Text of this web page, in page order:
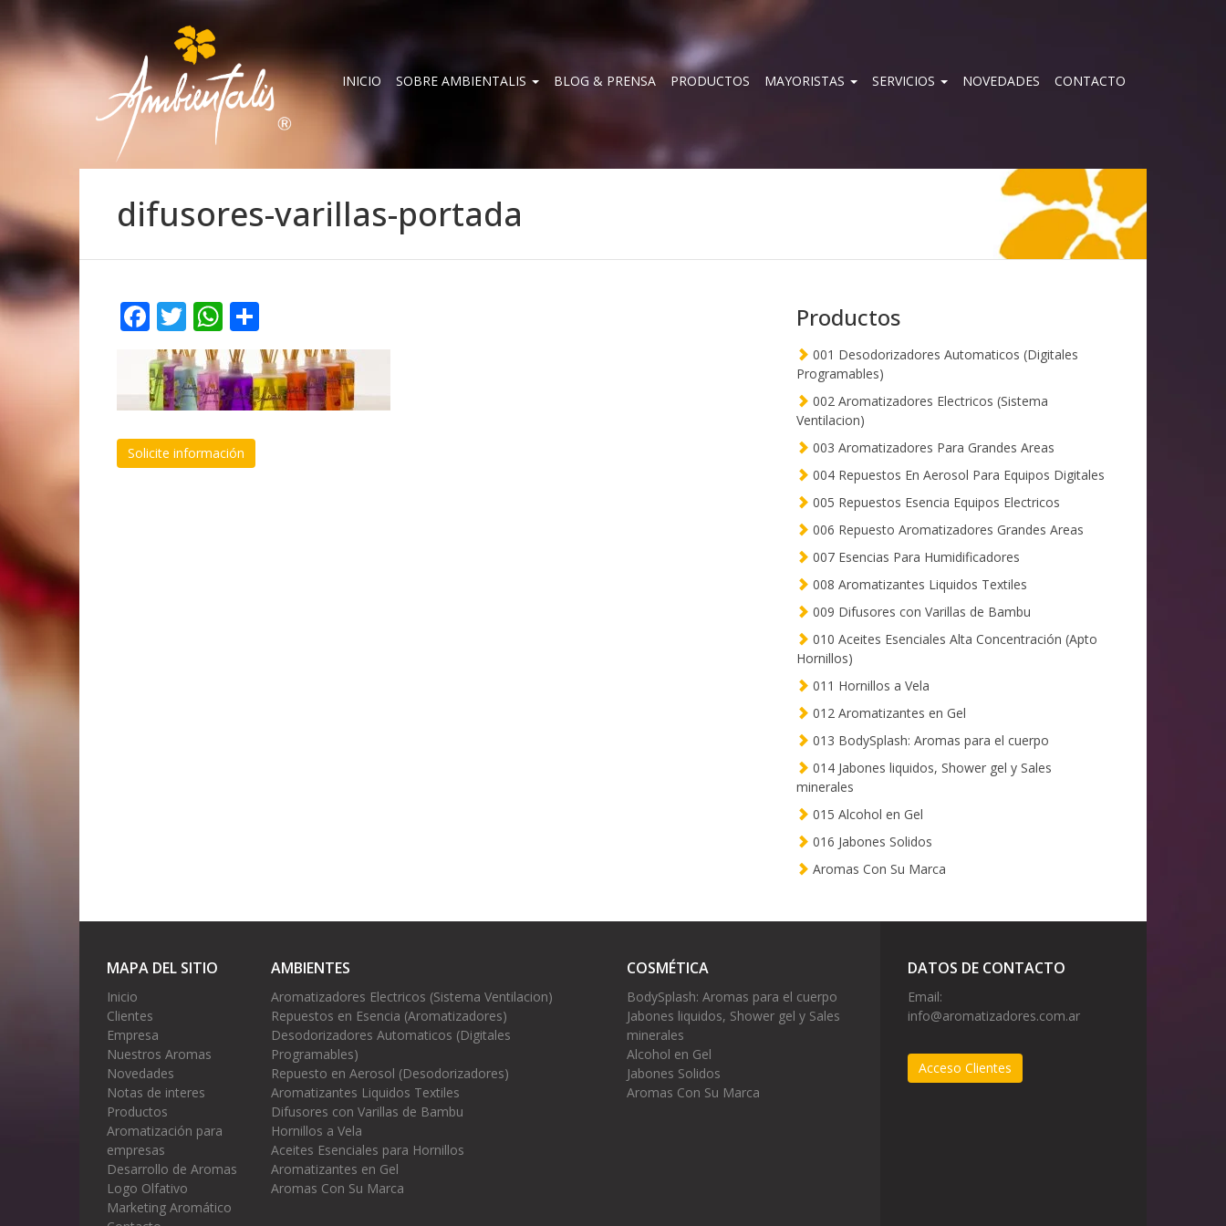
INICIO SOBRE AMBIENTALIS BLOG & PRENSA PRODUCTOS MAYORISTAS SERVICIOS NOVEDADES CONTACTO
difusores-varillas-portada
Facebook
TwitterWhatsApp
Solicite información
Productos
001 Desodorizadores Automaticos (Digitales
Programables)
002 Aromatizadores Electricos (Sistema
Ventilacion)
003 Aromatizadores Para Grandes Areas
004 Repuestos En Aerosol Para Equipos Digitales
005 Repuestos Esencia Equipos Electricos
006 Repuesto Aromatizadores Grandes Areas
007 Esencias Para Humidificadores
008 Aromatizantes Liquidos Textiles
009 Difusores con Varillas de Bambu
010 Aceites Esenciales Alta Concentración (Apto
Hornillos)
011 Hornillos a Vela
012 Aromatizantes en Gel
013 BodySplash: Aromas para el cuerpo
014 Jabones liquidos, Shower gel y Sales
minerales
015 Alcohol en Gel
016 Jabones Solidos
Aromas Con Su Marca
MAPA DEL SITIO
Inicio
Clientes
Empresa
Nuestros Aromas
Novedades
Notas de interes
Productos
Aromatización para
empresas
Desarrollo de Aromas
Logo Olfativo
Marketing Aromático
AMBIENTES
Aromatizadores Electricos (Sistema Ventilacion)
Repuestos en Esencia (Aromatizadores)
Desodorizadores Automaticos (Digitales
Programables)
Repuesto en Aerosol (Desodorizadores)
Aromatizantes Liquidos Textiles
Difusores con Varillas de Bambu
Hornillos a Vela
Aceites Esenciales para Hornillos
Aromatizantes en Gel
Aromas Con Su Marca
COSMÉTICA
BodySplash: Aromas para el cuerpo
Jabones liquidos, Shower gel y Sales
minerales
Alcohol en Gel
Jabones Solidos
Aromas Con Su Marca
DATOS DE CONTACTO
Email:
info@aromatizadores.com.ar
Acceso Clientes